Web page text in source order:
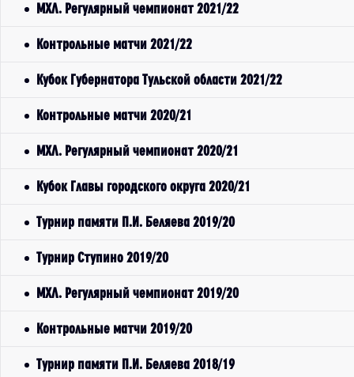
МХЛ. Регулярный чемпионат 2021/22
Контрольные матчи 2021/22
Кубок Губернатора Тульской области 2021/22
Контрольные матчи 2020/21
МХЛ. Регулярный чемпионат 2020/21
Кубок Главы городского округа 2020/21
Турнир памяти П.И. Беляева 2019/20
Турнир Ступино 2019/20
МХЛ. Регулярный чемпионат 2019/20
Контрольные матчи 2019/20
Турнир памяти П.И. Беляева 2018/19